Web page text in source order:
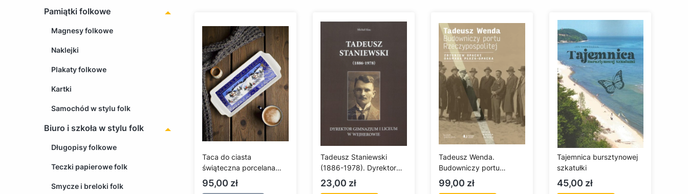
Pamiątki folkowe
Magnesy folkowe
Naklejki
Plakaty folkowe
Kartki
Samochód w stylu folk
Biuro i szkoła w stylu folk
Długopisy folkowe
Teczki papierowe folk
Smycze i breloki folk
Taca do ciasta
świąteczna porcelana
Lubiana (Roma)
Cena
95,00 zł
Tadeusz Staniewski
(1886-1978). Dyrektor
Gimnazjum i Liceum w
Wejherowie
Cena
23,00 zł
Tadeusz Wenda.
Budowniczy portu
Rzeczypospolitej
Cena
99,00 zł
Tajemnica bursztynowej
szkatułki
Cena
45,00 zł